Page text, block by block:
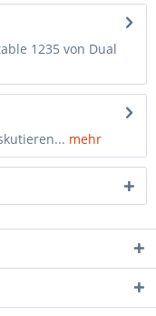
1235 von Dual
mehr